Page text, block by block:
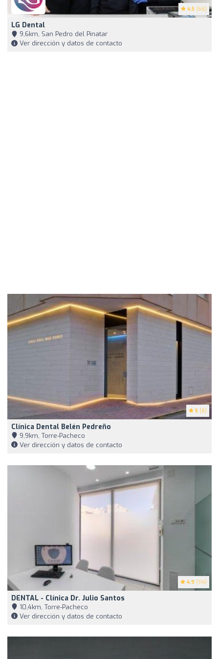
4.5 (66)
LG Dental
9,6km, San Pedro del Pinatar
Ver dirección y datos de contacto
5 (8)
Clínica Dental Belén Pedreño
9,9km, Torre-Pacheco
Ver dirección y datos de contacto
4.9 (114)
DENTAL - Clínica Dr. Julio Santos
10,4km, Torre-Pacheco
Ver dirección y datos de contacto